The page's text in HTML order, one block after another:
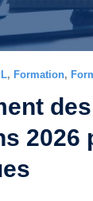
, Formation,
des
2026